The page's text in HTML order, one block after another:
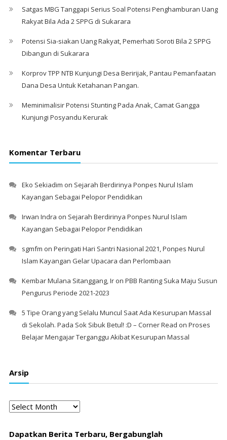
Satgas MBG Tanggapi Serius Soal Potensi Penghamburan Uang
Rakyat Bila Ada 2 SPPG di Sukarara
Potensi Sia-siakan Uang Rakyat, Pemerhati Soroti Bila 2 SPPG
Dibangun di Sukarara
Korprov TPP NTB Kunjungi Desa Beririjak, Pantau Pemanfaatan
Dana Desa Untuk Ketahanan Pangan.
Meminimalisir Potensi Stunting Pada Anak, Camat Gangga
Kunjungi Posyandu Kerurak
Komentar Terbaru
Eko Sekiadim on Sejarah Berdirinya Ponpes Nurul Islam
Kayangan Sebagai Pelopor Pendidikan
Irwan Indra on Sejarah Berdirinya Ponpes Nurul Islam
Kayangan Sebagai Pelopor Pendidikan
sgmfm on Peringati Hari Santri Nasional 2021, Ponpes Nurul
Islam Kayangan Gelar Upacara dan Perlombaan
Kembar Mulana Sitanggang, Iron PBB Ranting Suka Maju Susun
Pengurus Periode 2021-2023
5 Tipe Orang yang Selalu Muncul Saat Ada Kesurupan Massal
di Sekolah. Pada Sok Sibuk Betul! :D – Corner Read on Proses
Belajar Mengajar Terganggu Akibat Kesurupan Massal
Arsip
Arsip
Dapatkan Berita Terbaru, Bergabunglah